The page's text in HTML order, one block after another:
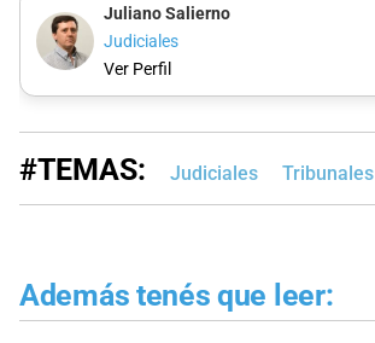
Juliano Salierno
Judiciales
Ver Perfil
#TEMAS: Judiciales
Además tenés que leer: